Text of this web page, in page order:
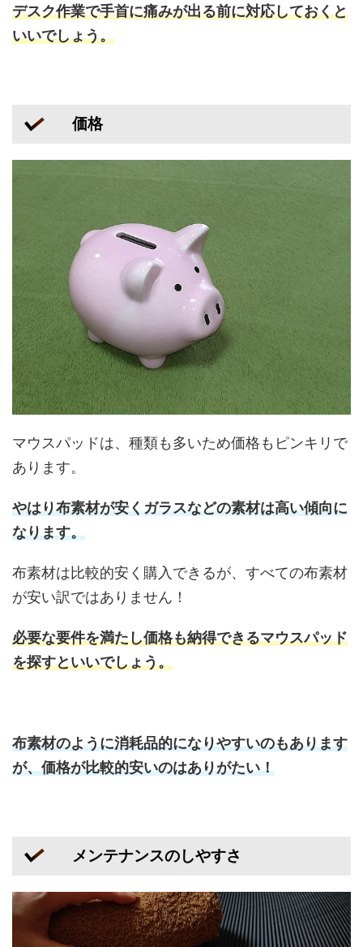
デスク作業で手首に痛みが出る前に対応しておくと
いいでしょう。
価格
マウスパッドは、種類も多いため価格もピンキリで
あります。
やはり布素材が安くガラスなどの素材は高い傾向に
なります。
布素材は比較的安く購入できるが、すべての布素材
が安い訳ではありません！
必要な要件を満たし価格も納得できるマウスパッド
を探すといいでしょう。
布素材のように消耗品的になりやすいのもあります
が、価格が比較的安いのはありがたい！
メンテナンスのしやすさ